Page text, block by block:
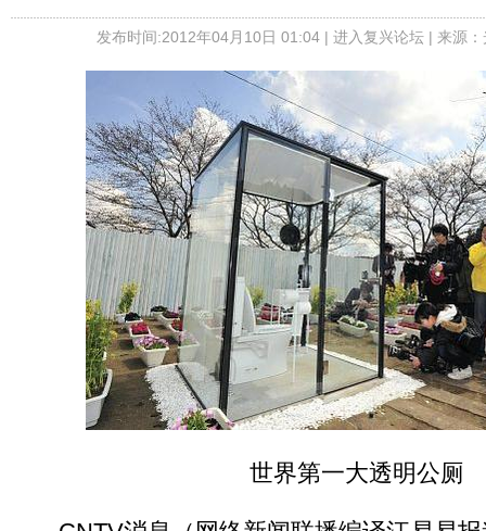
发布时间:2012年04月10日 01:04 | 进入复兴论坛| 来源
世界第一大透明公厕